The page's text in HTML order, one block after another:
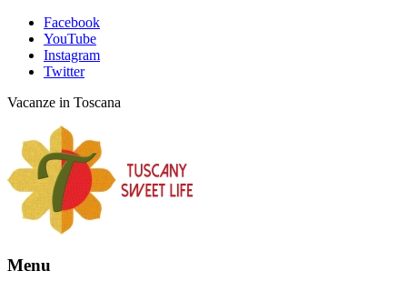
Facebook
YouTube
Instagram
Twitter
Vacanze in Toscana
Menu